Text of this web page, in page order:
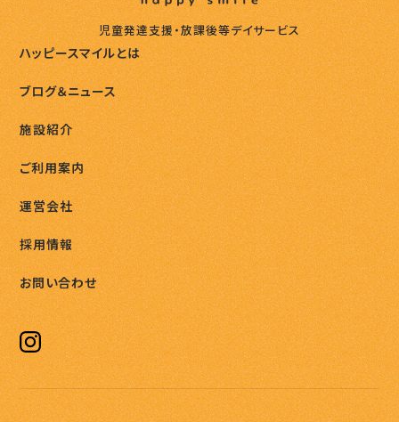
児童発達支援・放課後等デイサービス
ハッピースマイルとは
ブログ＆ニュース
施設紹介
ご利用案内
運営会社
採用情報
お問い合わせ